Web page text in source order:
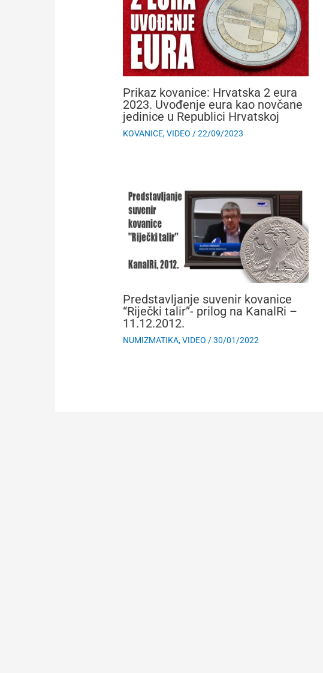
Prikaz kovanice: Hrvatska 2 eura
2023. Uvođenje eura kao novčane
jedinice u Republici Hrvatskoj
KOVANICE,VIDEO /22/09/2023
Predstavljanje suvenir kovanice
“Riječki talir”- prilog na KanalRi –
11.12.2012.
NUMIZMATIKA,VIDEO /30/01/2022